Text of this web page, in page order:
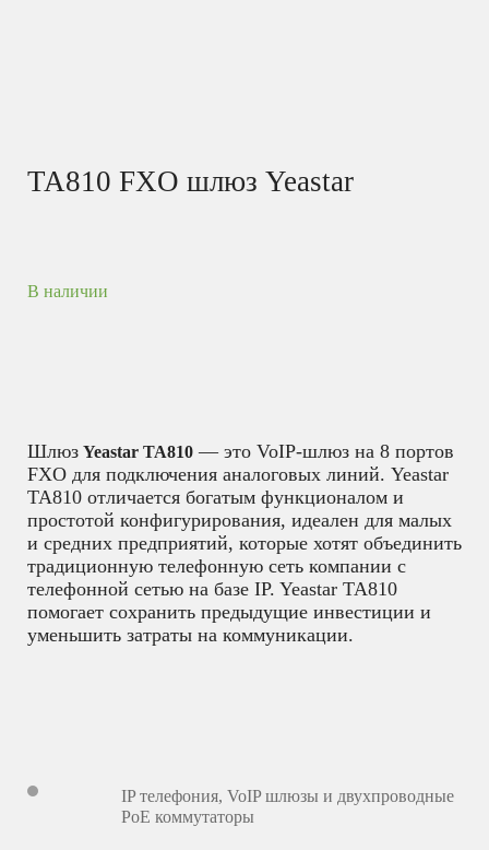
TA810 FXO шлюз Yeastar
В наличии
Шлюз Yeastar TA810 — это VoIP-шлюз на 8 портов
FXO для подключения аналоговых линий. Yeastar
TA810 отличается богатым функционалом и
простотой конфигурирования, идеален для малых
и средних предприятий, которые хотят объединить
традиционную телефонную сеть компании с
телефонной сетью на базе IP. Yeastar TA810
помогает сохранить предыдущие инвестиции и
уменьшить затраты на коммуникации.
IP телефония, VoIP шлюзы и двухпроводные
PoE коммутаторы